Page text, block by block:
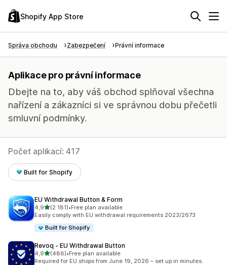
Shopify App Store
Správa obchodu Zabezpečení Právní informace
Aplikace pro právní informace
Dbejte na to, aby váš obchod splňoval všechna
nařízení a zákazníci si ve správnou dobu přečetli
smluvní podmínky.
Počet aplikací: 417
Built for Shopify
EU Withdrawal Button & Form
4,9z 5 hvězd
(2 181)
Celkový počet recenzí: 2181
•Free plan available
Easily comply with EU withdrawal requirements 2023/2673
Built for Shopify
Revoq ‑ EU Withdrawal Button
4,9z 5 hvězd
(486)
Celkový počet recenzí: 486
•Free plan available
Required for EU shops from June 19, 2026 – set up in minutes.